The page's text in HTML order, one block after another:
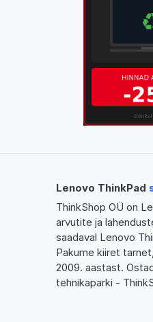
Lenovo ThinkPad
ThinkShop OÜ on
arvutite ja
saadaval Lenovo
Pakume kiiret
2009. aastast.
tehnikaparki -